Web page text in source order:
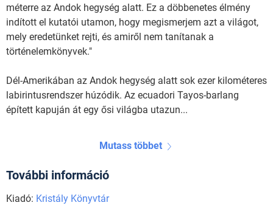
méterre az Andok hegység alatt. Ez a döbbenetes élmény
indított el kutatói utamon, hogy megismerjem azt a világot,
mely eredetünket rejti, és amiről nem tanítanak a
történelemkönyvek."
Dél-Amerikában az Andok hegység alatt sok ezer kilométeres
labirintusrendszer húzódik. Az ecuadori Tayos-barlang
épített kapuján át egy ősi világba utazun...
Mutass többet
További információ
Kiadó: Kristály Könyvtár